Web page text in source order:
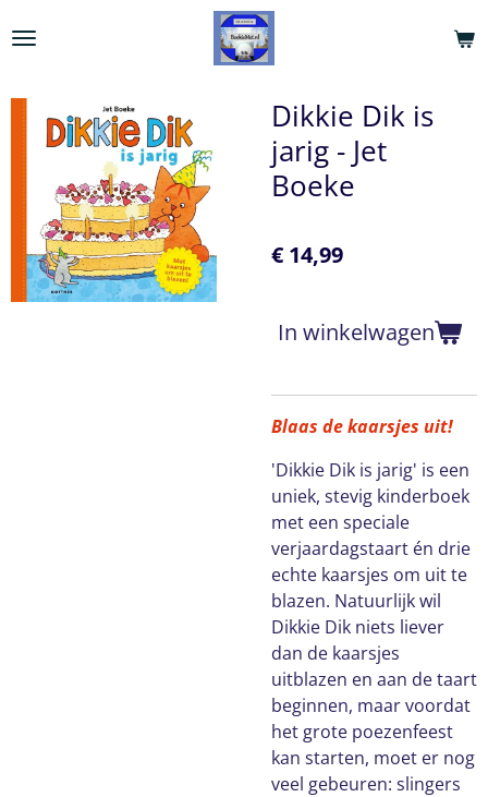
direct
de
hoofdinhoud
Dikkie Dik is
jarig - Jet
Boeke
€ 14,99
In winkelwagen
Blaas de kaarsjes uit!
'Dikkie Dik is jarig' is een
uniek, stevig kinderboek
met een speciale
verjaardagstaart én drie
echte kaarsjes om uit te
blazen. Natuurlijk wil
Dikkie Dik niets liever
dan de kaarsjes
uitblazen en aan de taart
beginnen, maar voordat
het grote poezenfeest
kan starten, moet er nog
veel gebeuren: slingers